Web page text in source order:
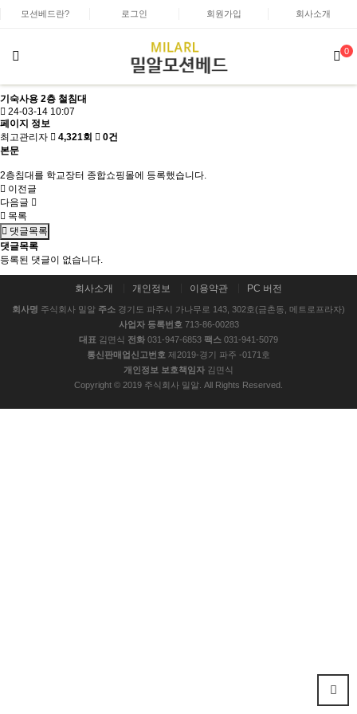
모션베드란? 로그인 회원가입 회사소개
0
기숙사용 2층 철침대
24-03-14 10:07
페이지 정보
최고관리자
4,321회
0건
본문
2층침대를 학교장터 종합쇼핑몰에 등록했습니다.
이전글
다음글
목록
댓글목록
댓글목록
등록된 댓글이 없습니다.
회사소개 개인정보 이용약관 PC 버전
회사명 주식회사 밀알 주소 경기도 파주시 가나무로 143, 302호(금촌동, 메트로프라자)
사업자 등록번호 713-86-00283
대표 김면식 전화 031-947-6853 팩스 031-941-5079
통신판매업신고번호 제2019-경기 파주 -0171호
개인정보 보호책임자 김면식
Copyright © 2019 주식회사 밀알. All Rights Reserved.